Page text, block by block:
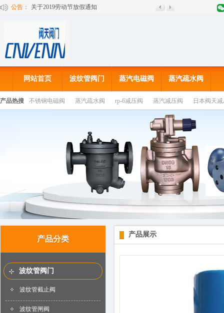
公告：
欢迎来到上海阀天阀门有限公司网站！
网站首页 波纹管阀门 蒸汽电磁阀 蒸汽疏水阀
产品热搜 不锈钢电磁阀 蒸汽疏水阀 rp-6减压阀 蒸汽减压阀 日本阀天
产品分类
波纹管阀门
波纹管截止阀
波纹管闸阀
产品展示